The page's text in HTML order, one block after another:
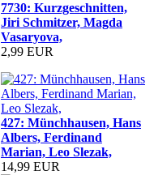
7730: Kurzgeschnitten,
Jiri Schmitzer, Magda
Vasaryova,
2,99 EUR
427: Münchhausen, Hans
Albers, Ferdinand
Marian, Leo Slezak,
14,99 EUR